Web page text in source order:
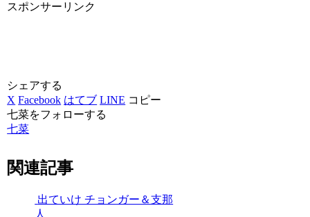
スポンサーリンク
シェアする
X Facebook はてブ LINE コピー
七菜をフォローする
七菜
関連記事
出ていけ チョンガー＆支那
人